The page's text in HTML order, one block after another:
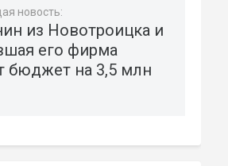
новость:
из Новотроицка и
его фирма
бюджет на 3,5 млн